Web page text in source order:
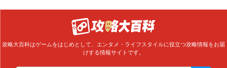
攻略大百科はゲームをはじめとして、エンタメ・ライフスタイルに役立つ攻略情報をお届
けする情報サイトです。